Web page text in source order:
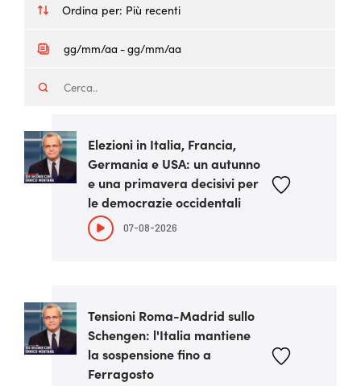
Ordina per: Più recenti
Elezioni in Italia, Francia,
Germania e USA: un autunno
e una primavera decisivi per
le democrazie occidentali
07-08-2026
Tensioni Roma-Madrid sullo
Schengen: l'Italia mantiene
la sospensione fino a
Ferragosto